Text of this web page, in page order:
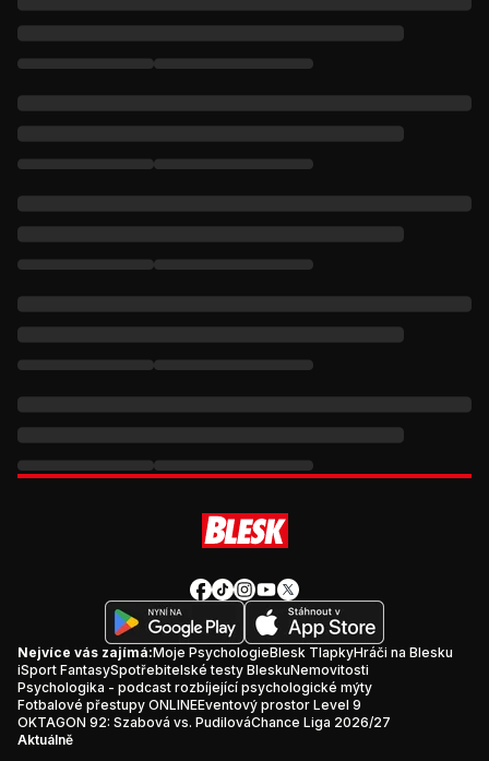
Nejvíce vás zajímá:Moje PsychologieBlesk TlapkyHráči na Blesku
iSport FantasySpotřebitelské testy BleskuNemovitosti
Psychologika - podcast rozbíjející psychologické mýty
Fotbalové přestupy ONLINEEventový prostor Level 9
OKTAGON 92: Szabová vs. PudilováChance Liga 2026/27
Aktuálně